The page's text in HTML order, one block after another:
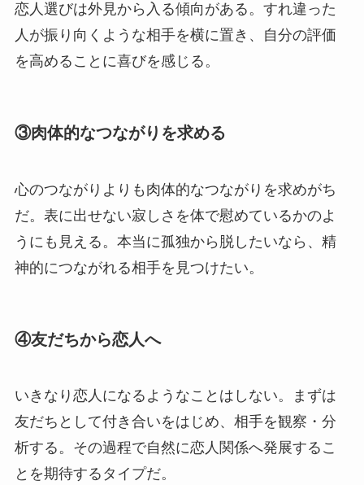
恋人選びは外見から入る傾向がある。すれ違った
人が振り向くような相手を横に置き、自分の評価
を高めることに喜びを感じる。
③肉体的なつながりを求める
心のつながりよりも肉体的なつながりを求めがち
だ。表に出せない寂しさを体で慰めているかのよ
うにも見える。本当に孤独から脱したいなら、精
神的につながれる相手を見つけたい。
④友だちから恋人へ
いきなり恋人になるようなことはしない。まずは
友だちとして付き合いをはじめ、相手を観察・分
析する。その過程で自然に恋人関係へ発展するこ
とを期待するタイプだ。